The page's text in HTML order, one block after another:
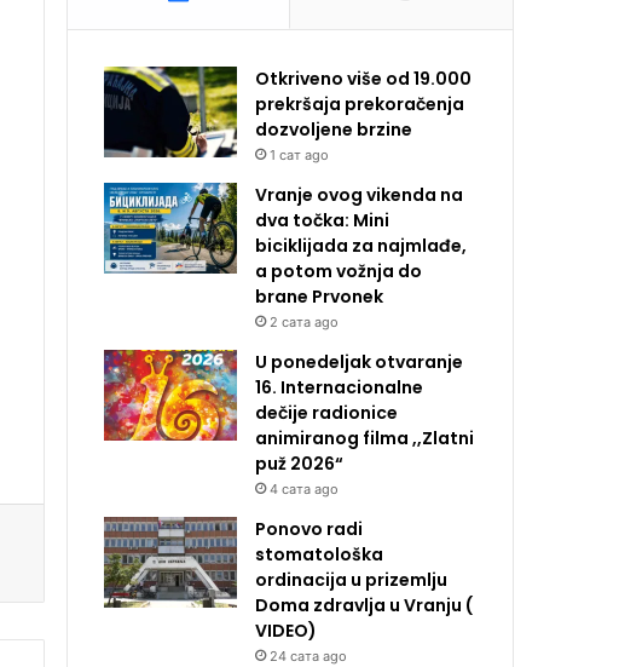
Otkriveno više od 19.000
prekršaja prekoračenja
dozvoljene brzine
1 сат ago
Vranje ovog vikenda na
dva točka: Mini
biciklijada za najmlađe,
a potom vožnja do
brane Prvonek
2 сата ago
U ponedeljak otvaranje
16. Internacionalne
dečije radionice
animiranog filma ,,Zlatni
puž 2026“
4 сата ago
Ponovo radi
stomatološka
ordinacija u prizemlju
Doma zdravlja u Vranju (
VIDEO)
24 сата ago